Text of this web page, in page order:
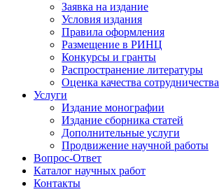
Заявка на издание
Условия издания
Правила оформления
Размещение в РИНЦ
Конкурсы и гранты
Распространение литературы
Оценка качества сотрудничества
Услуги
Издание монографии
Издание сборника статей
Дополнительные услуги
Продвижение научной работы
Вопрос-Ответ
Каталог научных работ
Контакты